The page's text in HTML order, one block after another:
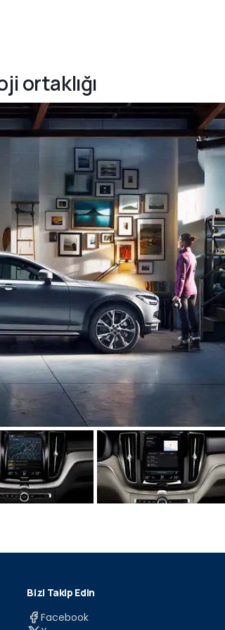
ortaklığı
Bizi Takip Edin
Facebook